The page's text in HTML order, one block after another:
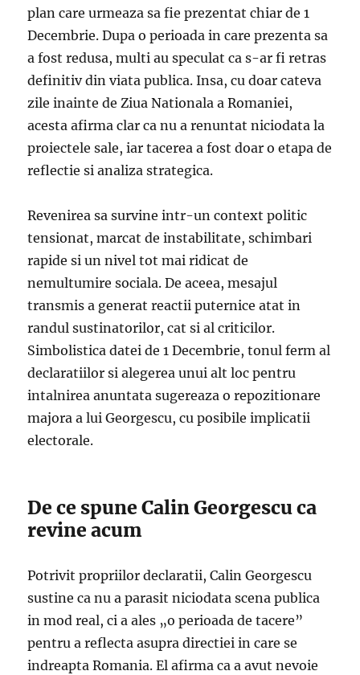
plan care urmeaza sa fie prezentat chiar de 1
Decembrie. Dupa o perioada in care prezenta sa
a fost redusa, multi au speculat ca s-ar fi retras
definitiv din viata publica. Insa, cu doar cateva
zile inainte de Ziua Nationala a Romaniei,
acesta afirma clar ca nu a renuntat niciodata la
proiectele sale, iar tacerea a fost doar o etapa de
reflectie si analiza strategica.
Revenirea sa survine intr-un context politic
tensionat, marcat de instabilitate, schimbari
rapide si un nivel tot mai ridicat de
nemultumire sociala. De aceea, mesajul
transmis a generat reactii puternice atat in
randul sustinatorilor, cat si al criticilor.
Simbolistica datei de 1 Decembrie, tonul ferm al
declaratiilor si alegerea unui alt loc pentru
intalnirea anuntata sugereaza o repozitionare
majora a lui Georgescu, cu posibile implicatii
electorale.
De ce spune Calin Georgescu ca
revine acum
Potrivit propriilor declaratii, Calin Georgescu
sustine ca nu a parasit niciodata scena publica
in mod real, ci a ales „o perioada de tacere”
pentru a reflecta asupra directiei in care se
indreapta Romania. El afirma ca a avut nevoie